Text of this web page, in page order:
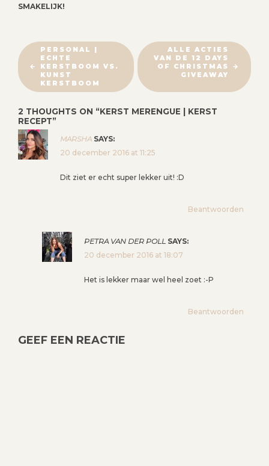
SMAKELIJK!
B
E
R
C
H
T
N
PERSONAL |
ECHTE
KERSTBOOM VS.
KUNST
KERSTBOOM
ALLE ACTIES
VAN DE 12 DAYS
OF CHRISTMAS
GIVEAWAY
2 THOUGHTS ON “KERST MERENGUE | KERST
RECEPT”
MARSHA SAYS:
20 december 2016 at 11:25
Dit ziet er echt super lekker uit! :D
Beantwoorden
PETRA VAN DER POLL SAYS:
20 december 2016 at 18:07
Het is lekker maar wel heel zoet :-P
Beantwoorden
GEEF EEN REACTIE